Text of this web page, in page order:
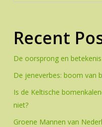
Recent
De oorsprong en
De jeneverbes: boom van
Is de Keltische
niet?
Groene Mannen van